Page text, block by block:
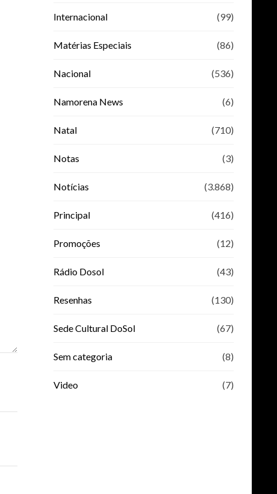
Internacional (99)
Matérias Especiais (86)
Nacional (536)
Namorena News (6)
Natal (710)
Notas (3)
Notícias (3.868)
Principal (416)
Promoções (12)
Rádio Dosol (43)
Resenhas (130)
Sede Cultural DoSol (67)
Sem categoria (8)
Video (7)